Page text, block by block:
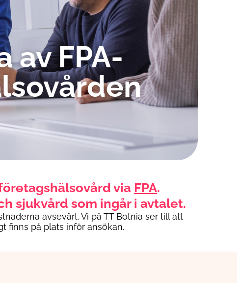
av FPA-
via FPA.
sjukvård som ingår i avtalet.
avsevärt. Vi på TT Botnia ser till att
finns på plats inför ansökan.